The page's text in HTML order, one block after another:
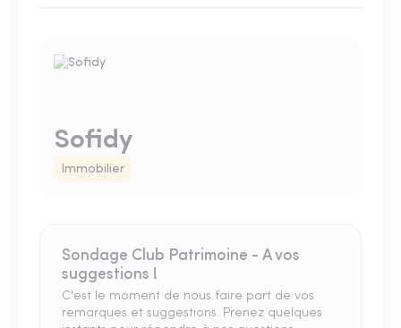
Sofidy
Immobilier
Sondage Club Patrimoine - A vos
suggestions !
C'est le moment de nous faire part de vos
remarques et suggestions. Prenez quelques